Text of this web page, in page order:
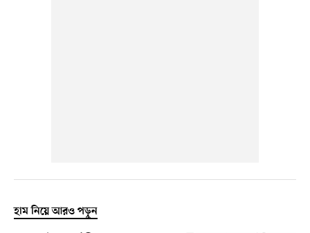
হাম নিয়ে আরও পড়ুন